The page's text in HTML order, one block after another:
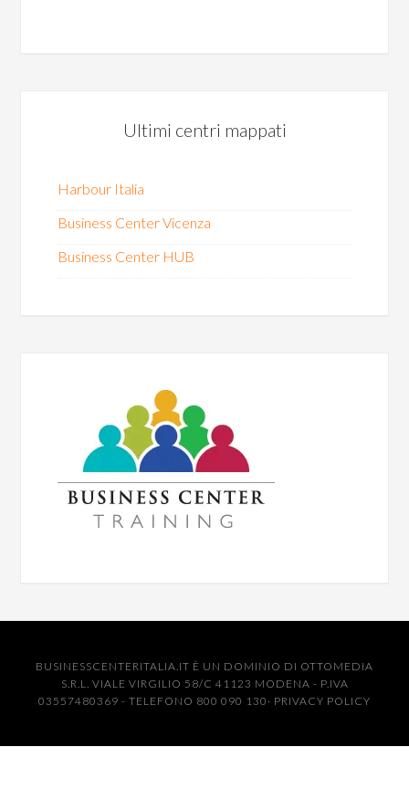
Ultimi centri mappati
Harbour Italia
Business Center Vicenza
Business Center HUB
BUSINESSCENTERITALIA.IT È UN DOMINIO DI OTTOMEDIA
S.R.L. VIALE VIRGILIO 58/C 41123 MODENA - P.IVA
03557480369 - TELEFONO 800 090 130· PRIVACY POLICY